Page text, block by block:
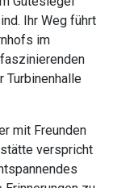
Ihr Weg führt
im
Turbinenhalle
mit Freunden
verspricht